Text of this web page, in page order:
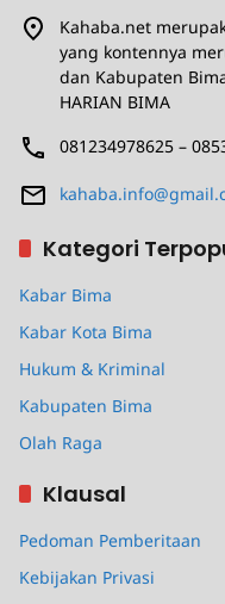
Kahaba.net
yang kontennya
dan Kabupaten
HARIAN BIMA
081234978625 –
Kategori
Kabar Bima
Kabar Kota Bima
Hukum & Kriminal
Kabupaten Bima
Olah Raga
Klausal
Pedoman Pemberitaan
Kebijakan Privasi